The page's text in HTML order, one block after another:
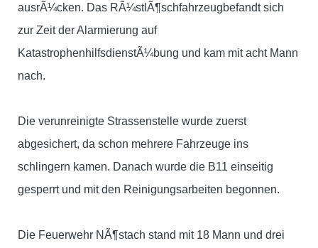
ausrÃ¼cken. Das RÃ¼stlÃ¶schfahrzeugbefandt sich
zur Zeit der Alarmierung auf
KatastrophenhilfsdienstÃ¼bung und kam mit acht Mann
nach.
Die verunreinigte Strassenstelle wurde zuerst
abgesichert, da schon mehrere Fahrzeuge ins
schlingern kamen. Danach wurde die B11 einseitig
gesperrt und mit den Reinigungsarbeiten begonnen.
Die Feuerwehr NÃ¶stach stand mit 18 Mann und drei